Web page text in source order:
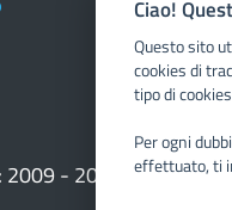
- 2025 Vivoscuola
Ciao!
Questo sito
cookies di
tipo di
Per ogni
effettuato, ti